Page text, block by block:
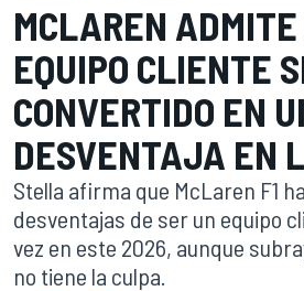
MCLAREN ADMITE
EQUIPO CLIENTE
CONVERTIDO EN
DESVENTAJA EN
Stella afirma que McLaren F1
desventajas de ser un equipo
vez en este 2026, aunque
no tiene la culpa.